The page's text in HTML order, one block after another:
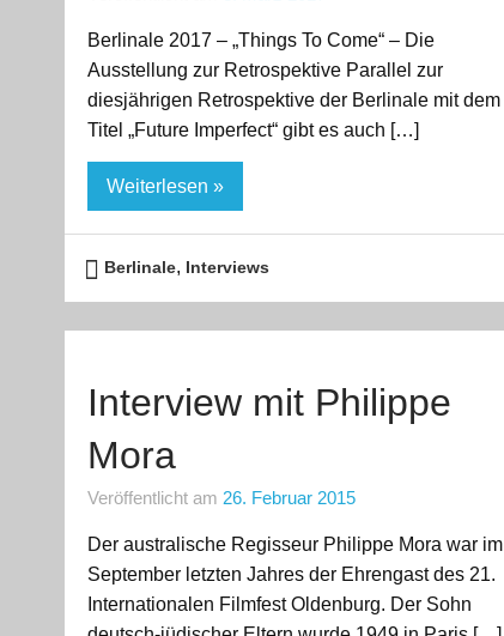
Berlinale 2017 – „Things To Come“ – Die
Ausstellung zur Retrospektive Parallel zur
diesjährigen Retrospektive der Berlinale mit dem
Titel „Future Imperfect“ gibt es auch […]
Weiterlesen »
Berlinale, Interviews
Interview mit Philippe
Mora
Veröffentlicht am 26. Februar 2015
Der australische Regisseur Philippe Mora war im
September letzten Jahres der Ehrengast des 21.
Internationalen Filmfest Oldenburg. Der Sohn